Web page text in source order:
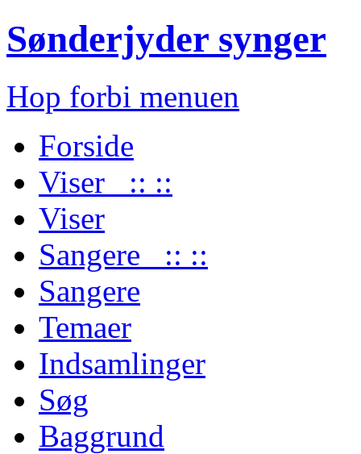
Sønderjyder synger
Hop forbi menuen
Forside
Viser :: ::
Viser
Sangere :: ::
Sangere
Temaer
Indsamlinger
Søg
Baggrund